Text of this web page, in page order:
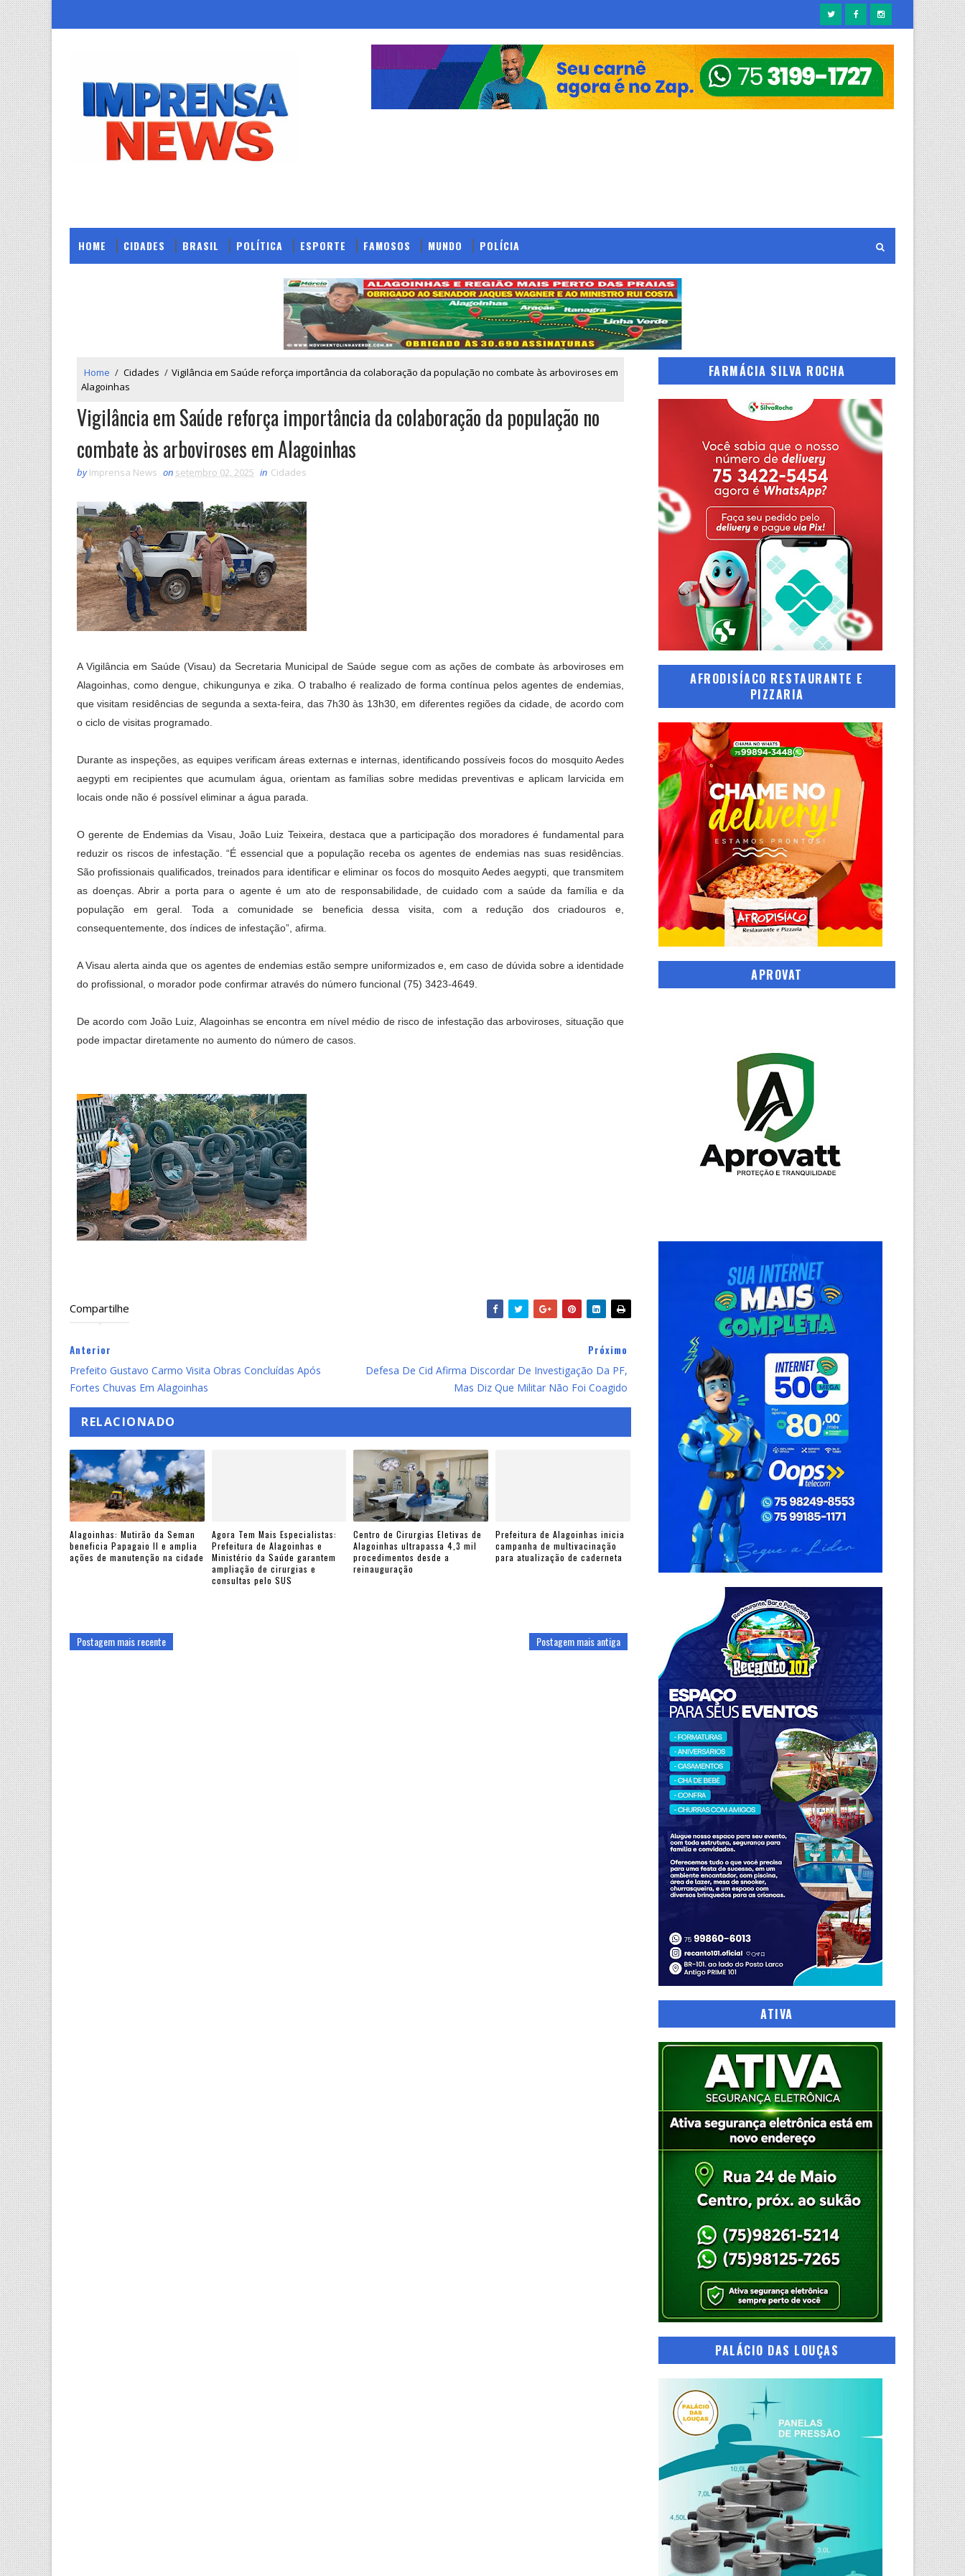
HOME CIDADES BRASIL POLÍTICA ESPORTE FAMOSOS MUNDO POLÍCIA
Home / Cidades / Vigilância em Saúde reforça importância da colaboração da população no combate às arboviroses em
Alagoinhas
Vigilância em Saúde reforça importância da colaboração da população no
combate às arboviroses em Alagoinhas
by Imprensa News on setembro 02, 2025 in Cidades
A Vigilância em Saúde (Visau) da Secretaria Municipal de Saúde segue com as ações de combate às arboviroses em
Alagoinhas, como dengue, chikungunya e zika. O trabalho é realizado de forma contínua pelos agentes de endemias,
que visitam residências de segunda a sexta-feira, das 7h30 às 13h30, em diferentes regiões da cidade, de acordo com
o ciclo de visitas programado.
Durante as inspeções, as equipes verificam áreas externas e internas, identificando possíveis focos do mosquito Aedes
aegypti em recipientes que acumulam água, orientam as famílias sobre medidas preventivas e aplicam larvicida em
locais onde não é possível eliminar a água parada.
O gerente de Endemias da Visau, João Luiz Teixeira, destaca que a participação dos moradores é fundamental para
reduzir os riscos de infestação. “É essencial que a população receba os agentes de endemias nas suas residências.
São profissionais qualificados, treinados para identificar e eliminar os focos do mosquito Aedes aegypti, que transmitem
as doenças. Abrir a porta para o agente é um ato de responsabilidade, de cuidado com a saúde da família e da
população em geral. Toda a comunidade se beneficia dessa visita, com a redução dos criadouros e,
consequentemente, dos índices de infestação”, afirma.
A Visau alerta ainda que os agentes de endemias estão sempre uniformizados e, em caso de dúvida sobre a identidade
do profissional, o morador pode confirmar através do número funcional (75) 3423-4649.
De acordo com João Luiz, Alagoinhas se encontra em nível médio de risco de infestação das arboviroses, situação que
pode impactar diretamente no aumento do número de casos.
Compartilhe
Anterior
Prefeito Gustavo Carmo Visita Obras Concluídas Após
Fortes Chuvas Em Alagoinhas
Próximo
Defesa De Cid Afirma Discordar De Investigação Da PF,
Mas Diz Que Militar Não Foi Coagido
RELACIONADO
Alagoinhas: Mutirão da Seman
beneficia Papagaio II e amplia
ações de manutenção na cidade
Agora Tem Mais Especialistas:
Prefeitura de Alagoinhas e
Ministério da Saúde garantem
ampliação de cirurgias e
consultas pelo SUS
Centro de Cirurgias Eletivas de
Alagoinhas ultrapassa 4,3 mil
procedimentos desde a
reinauguração
Prefeitura de Alagoinhas inicia
campanha de multivacinação
para atualização de caderneta
Postagem mais recente Postagem mais antiga
FARMÁCIA SILVA ROCHA
AFRODISÍACO RESTAURANTE E
PIZZARIA
APROVAT
ATIVA
PALÁCIO DAS LOUÇAS